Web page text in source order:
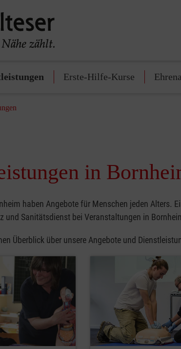
Erste-Hilfe-Kurse
in
haben Angebote für Menschen jeden Alters.
und Sanitätsdienst bei Veranstaltungen in
Überblick über unsere Angebote und